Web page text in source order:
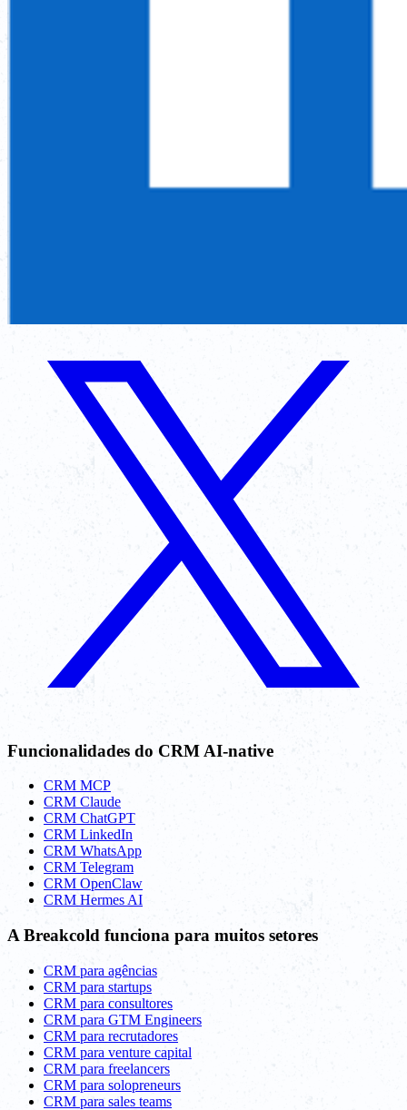
Funcionalidades do CRM AI-native
CRM MCP
CRM Claude
CRM ChatGPT
CRM LinkedIn
CRM WhatsApp
CRM Telegram
CRM OpenClaw
CRM Hermes AI
A Breakcold funciona para muitos setores
CRM para agências
CRM para startups
CRM para consultores
CRM para GTM Engineers
CRM para recrutadores
CRM para venture capital
CRM para freelancers
CRM para solopreneurs
CRM para sales teams